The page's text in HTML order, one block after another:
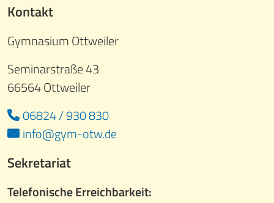
Kontakt
Gymnasium Ottweiler
Seminarstraße 43
66564 Ottweiler
06824 / 930 830
info@gym-otw.de
Sekretariat
Telefonische Erreichbarkeit: